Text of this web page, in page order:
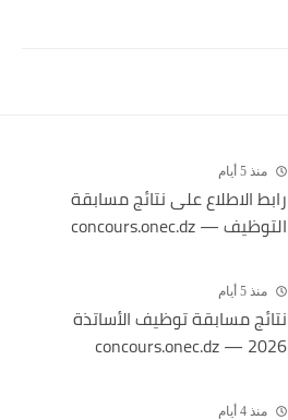
منذ 5 أيام
رابط الاطلاع على نتائج مسابقة
التوظيف — concours.onec.dz
منذ 5 أيام
نتائج مسابقة توظيف الأساتذة
2026 — concours.onec.dz
منذ 4 أيام